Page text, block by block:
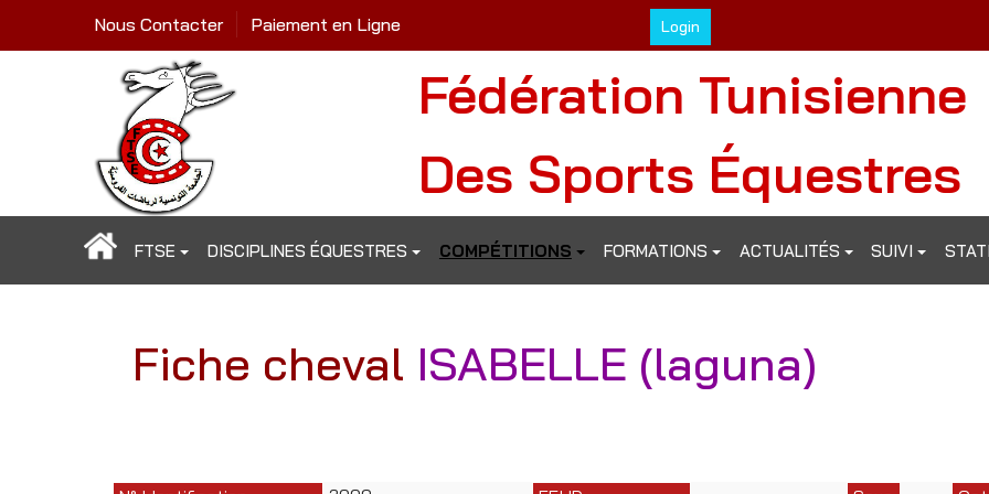
Login
Nous Contacter Paiement en Ligne
Fédération Tunisienne
Des Sports Équestres
FTSE DISCIPLINES ÉQUESTRES COMPÉTITIONS FORMATIONS ACTUALITÉS SUIVI
Fiche cheval ISABELLE (laguna)